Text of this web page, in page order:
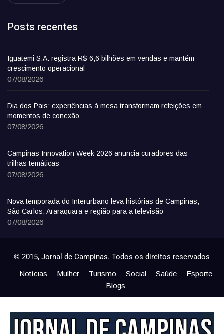
Posts recentes
Iguatemi S.A. registra R$ 6,6 bilhões em vendas e mantém
crescimento operacional
07/08/2026
Dia dos Pais: experiências à mesa transformam refeições em
momentos de conexão
07/08/2026
Campinas Innovation Week 2026 anuncia curadores das
trilhas temáticas
07/08/2026
Nova temporada do Interurbano leva histórias de Campinas,
São Carlos, Araraquara e região para a televisão
07/08/2026
© 2015, Jornal de Campinas. Todos os direitos reservados
Notícias Mulher Turismo Social Saúde
Esporte
Blogs